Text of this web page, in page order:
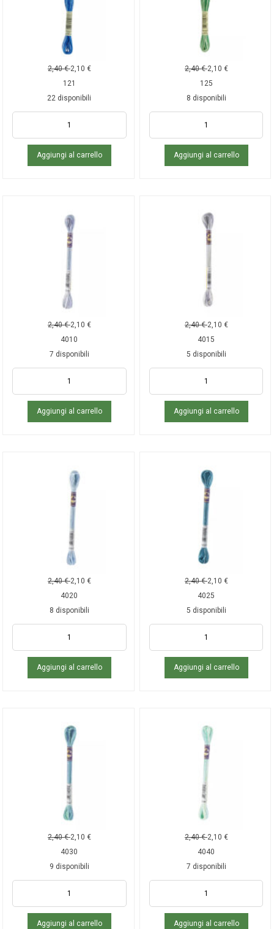
2,40€ 2,10 €
121
22 disponibili
Aggiungi al carrello
2,40€ 2,10 €
125
8 disponibili
Aggiungi al carrello
2,40€ 2,10 €
4010
7 disponibili
Aggiungi al carrello
2,40€ 2,10 €
4015
5 disponibili
Aggiungi al carrello
2,40€ 2,10 €
4020
8 disponibili
Aggiungi al carrello
2,40€ 2,10 €
4025
5 disponibili
Aggiungi al carrello
2,40€ 2,10 €
4030
9 disponibili
Aggiungi al carrello
2,40€ 2,10 €
4040
7 disponibili
Aggiungi al carrello